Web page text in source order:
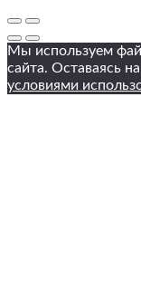
Мы используем
сайта. Оставаясь
условиями